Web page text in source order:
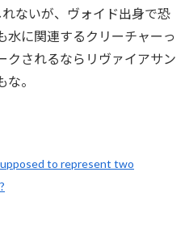
ないが、ヴォイド出身で恐
水に関連するクリーチャーっ
クされるならリヴァイアサン
。
to represent two